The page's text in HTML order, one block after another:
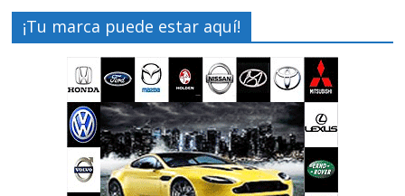
¡Tu marca puede estar aquí!